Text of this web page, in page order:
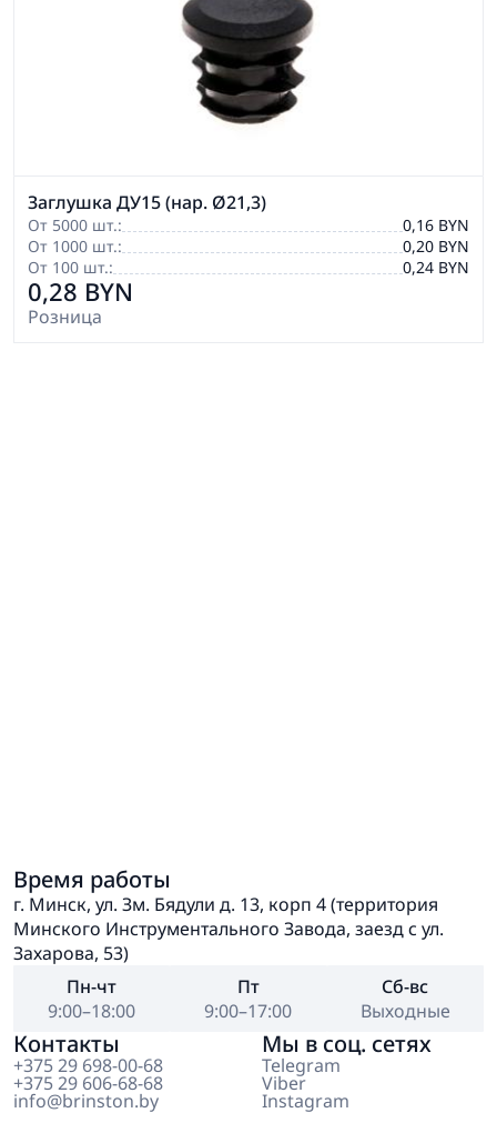
Заглушка ДУ15 (нар. Ø21,3)
От 5000 шт.:
0,16 BYN
От 1000 шт.:
0,20 BYN
От 100 шт.:
0,24 BYN
0,28 BYN
Розница
Время работы
г. Минск, ул. Зм. Бядули д. 13, корп 4 (территория
Минского Инструментального Завода, заезд с ул.
Захарова, 53)
Пн-чт
9:00–18:00
Пт
9:00–17:00
Сб-вс
Выходные
Контакты
+375 29 698-00-68
+375 29 606-68-68
info@brinston.by
Мы в соц. сетях
Telegram
Viber
Instagram